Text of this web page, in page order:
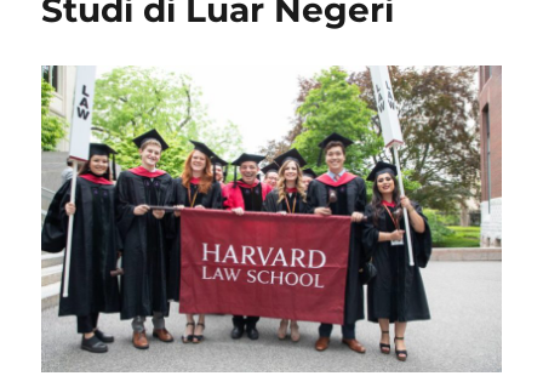
Studi di Luar Negeri